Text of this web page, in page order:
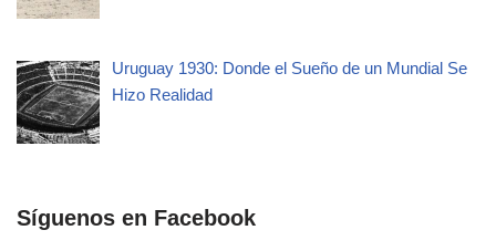
Uruguay 1930: Donde el Sueño de un Mundial Se
Hizo Realidad
Síguenos en Facebook